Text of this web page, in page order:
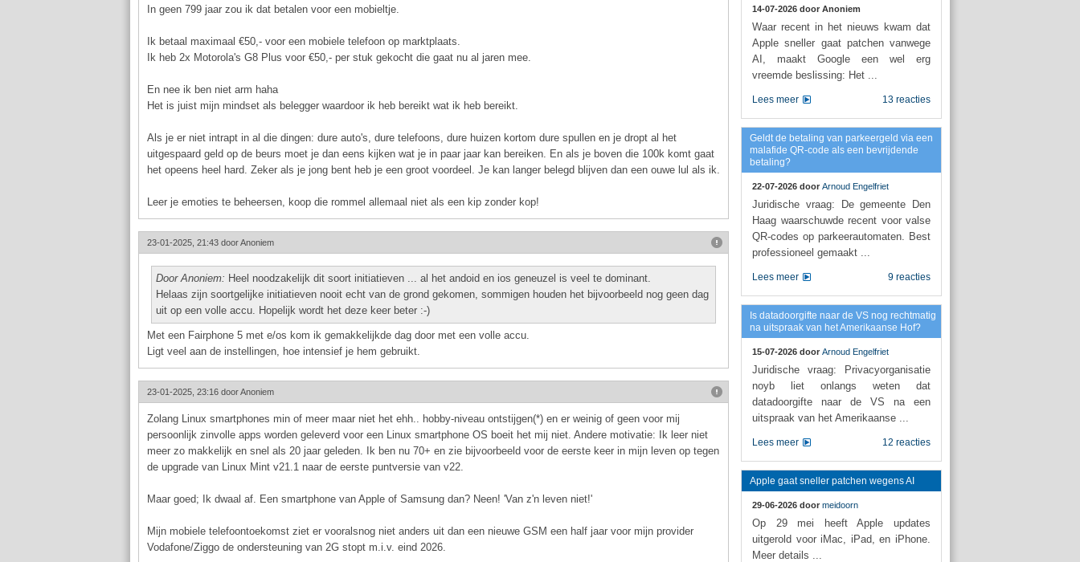
In geen 799 jaar zou ik dat betalen voor een mobieltje.
Ik betaal maximaal €50,- voor een mobiele telefoon op marktplaats.
Ik heb 2x Motorola's G8 Plus voor €50,- per stuk gekocht die gaat nu al jaren mee.
En nee ik ben niet arm haha
Het is juist mijn mindset als belegger waardoor ik heb bereikt wat ik heb bereikt.
Als je er niet intrapt in al die dingen: dure auto's, dure telefoons, dure huizen kortom dure spullen en je dropt al het
uitgespaard geld op de beurs moet je dan eens kijken wat je in paar jaar kan bereiken. En als je boven die 100k komt gaat
het opeens heel hard. Zeker als je jong bent heb je een groot voordeel. Je kan langer belegd blijven dan een ouwe lul als ik.
Leer je emoties te beheersen, koop die rommel allemaal niet als een kip zonder kop!
23-01-2025, 21:43 doorAnoniem
Door Anoniem: Heel noodzakelijk dit soort initiatieven ... al het andoid en ios geneuzel is veel te dominant.
Helaas zijn soortgelijke initiatieven nooit echt van de grond gekomen, sommigen houden het bijvoorbeeld nog geen dag
uit op een volle accu. Hopelijk wordt het deze keer beter :-)
Met een Fairphone 5 met e/os kom ik gemakkelijkde dag door met een volle accu.
Ligt veel aan de instellingen, hoe intensief je hem gebruikt.
23-01-2025, 23:16 doorAnoniem
Zolang Linux smartphones min of meer maar niet het ehh.. hobby-niveau ontstijgen(*) en er weinig of geen voor mij
persoonlijk zinvolle apps worden geleverd voor een Linux smartphone OS boeit het mij niet. Andere motivatie: Ik leer niet
meer zo makkelijk en snel als 20 jaar geleden. Ik ben nu 70+ en zie bijvoorbeeld voor de eerste keer in mijn leven op tegen
de upgrade van Linux Mint v21.1 naar de eerste puntversie van v22.
Maar goed; Ik dwaal af. Een smartphone van Apple of Samsung dan? Neen! 'Van z'n leven niet!'
Mijn mobiele telefoontoekomst ziet er vooralsnog niet anders uit dan een nieuwe GSM een half jaar voor mijn provider
Vodafone/Ziggo de ondersteuning van 2G stopt m.i.v. eind 2026.
14-07-2026 door Anoniem
Waar recent in het nieuws kwam dat
Apple sneller gaat patchen vanwege
AI, maakt Google een wel erg
vreemde beslissing: Het ...
13 reacties
Lees meer
Geldt de betaling van parkeergeld via een
malafide QR-code als een bevrijdende
betaling?
22-07-2026 door Arnoud Engelfriet
Juridische vraag: De gemeente Den
Haag waarschuwde recent voor valse
QR-codes op parkeerautomaten. Best
professioneel gemaakt ...
9 reacties
Lees meer
Is datadoorgifte naar de VS nog rechtmatig
na uitspraak van het Amerikaanse Hof?
15-07-2026 door Arnoud Engelfriet
Juridische vraag: Privacyorganisatie
noyb liet onlangs weten dat
datadoorgifte naar de VS na een
uitspraak van het Amerikaanse ...
12 reacties
Lees meer
Apple gaat sneller patchen wegens AI
29-06-2026 door meidoorn
Op 29 mei heeft Apple updates
uitgerold voor iMac, iPad, en iPhone.
Meer details ...